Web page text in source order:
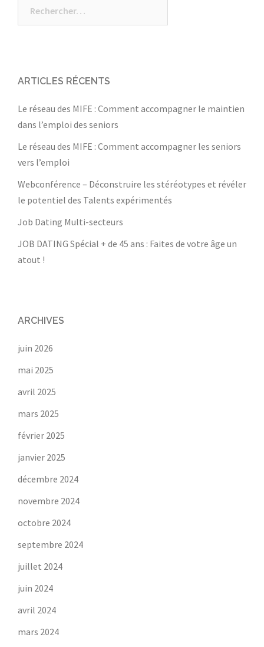
ARTICLES RÉCENTS
Le réseau des MIFE : Comment accompagner le maintien
dans l’emploi des seniors
Le réseau des MIFE : Comment accompagner les seniors
vers l’emploi
Webconférence – Déconstruire les stéréotypes et révéler
le potentiel des Talents expérimentés
Job Dating Multi-secteurs
JOB DATING Spécial + de 45 ans : Faites de votre âge un
atout !
ARCHIVES
juin 2026
mai 2025
avril 2025
mars 2025
février 2025
janvier 2025
décembre 2024
novembre 2024
octobre 2024
septembre 2024
juillet 2024
juin 2024
avril 2024
mars 2024